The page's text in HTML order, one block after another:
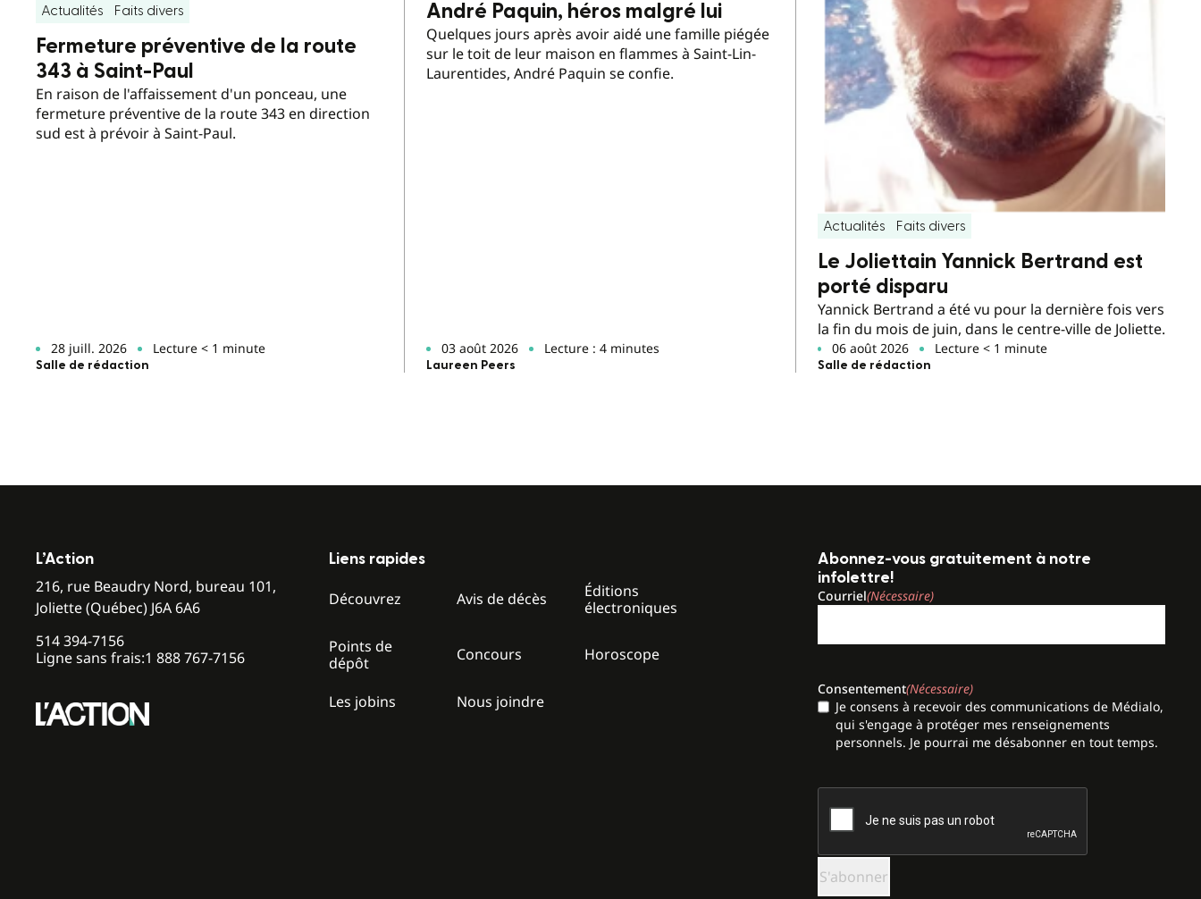
Actualités Faits divers
Fermeture préventive de la route
343 à Saint-Paul
En raison de l'affaissement d'un ponceau, une
fermeture préventive de la route 343 en direction
sud est à prévoir à Saint-Paul.
28 juill. 2026 Lecture < 1 minute
Salle de rédaction
André Paquin, héros malgré lui
Quelques jours après avoir aidé une famille piégée
sur le toit de leur maison en flammes à Saint-Lin-
Laurentides, André Paquin se confie.
03 août 2026 Lecture : 4 minutes
Laureen Peers
Actualités Faits divers
Le Joliettain Yannick Bertrand est
porté disparu
Yannick Bertrand a été vu pour la dernière fois vers
la fin du mois de juin, dans le centre-ville de Joliette.
06 août 2026 Lecture < 1 minute
Salle de rédaction
L’Action
216, rue Beaudry Nord, bureau 101,
Joliette (Québec) J6A 6A6
514 394-7156
Ligne sans frais:1 888 767-7156
Liens rapides
Découvrez Avis de décès
Éditions
électroniques
Points de
dépôt
Concours Horoscope
Les jobins Nous joindre
Abonnez-vous gratuitement à notre
infolettre!
Courriel(Nécessaire)
Consentement(Nécessaire)
Je consens à recevoir des communications de Médialo,
qui s'engage à protéger mes renseignements
personnels. Je pourrai me désabonner en tout temps.
CAPTCHA